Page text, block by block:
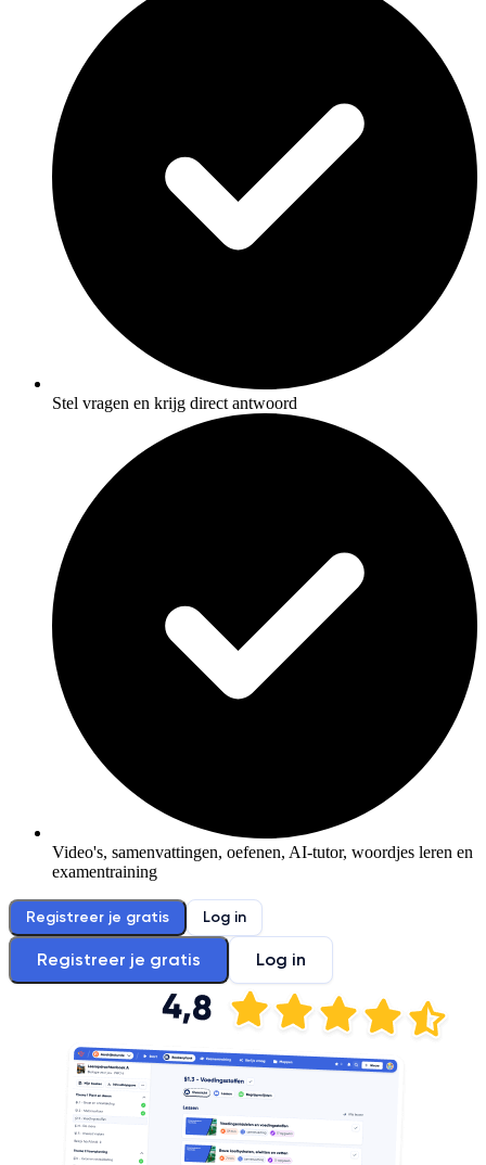
Stel vragen en krijg direct antwoord
Video's, samenvattingen, oefenen, AI-tutor, woordjes leren en
examentraining
Registreer je gratis Log in
Registreer je gratis Log in